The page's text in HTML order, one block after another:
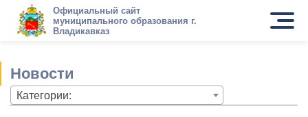
Официальный сайт
муниципального образования г.
Владикавказ
Новости
Категории: